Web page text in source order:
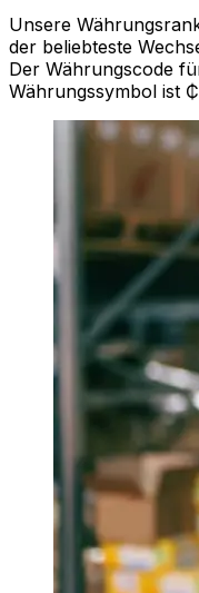
Unsere
der beliebteste
Der Währungscode
Währungssymbol ist